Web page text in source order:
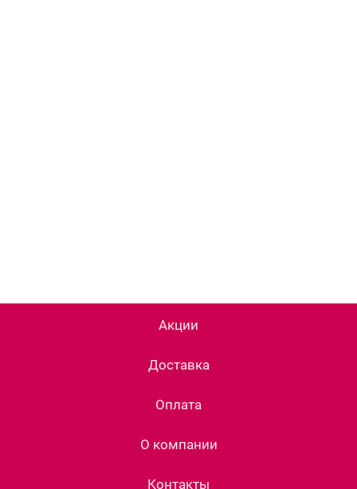
Акции
Доставка
Оплата
О компании
Контакты